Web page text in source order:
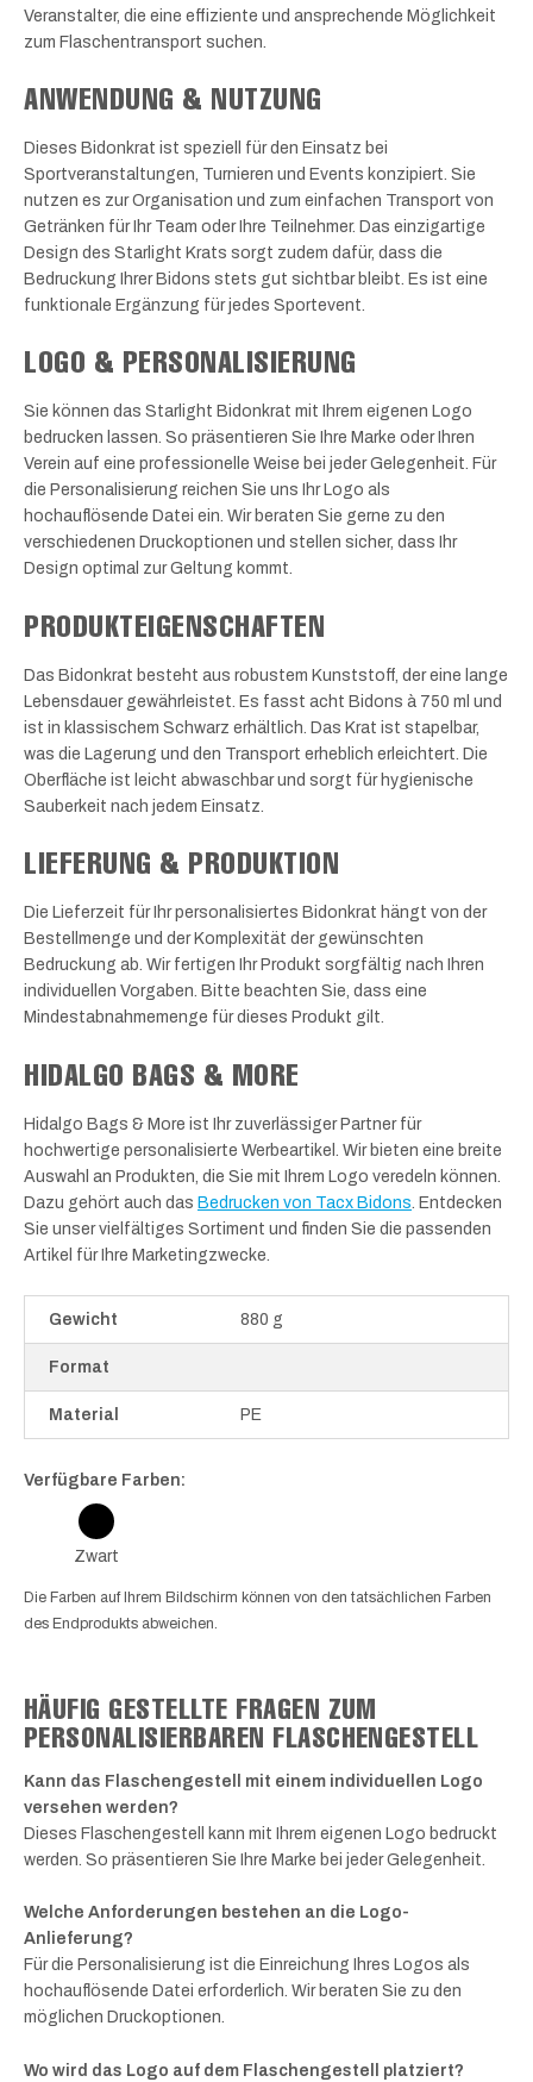
Veranstalter, die eine effiziente und ansprechende Möglichkeit
zum Flaschentransport suchen.
ANWENDUNG & NUTZUNG
Dieses Bidonkrat ist speziell für den Einsatz bei
Sportveranstaltungen, Turnieren und Events konzipiert. Sie
nutzen es zur Organisation und zum einfachen Transport von
Getränken für Ihr Team oder Ihre Teilnehmer. Das einzigartige
Design des Starlight Krats sorgt zudem dafür, dass die
Bedruckung Ihrer Bidons stets gut sichtbar bleibt. Es ist eine
funktionale Ergänzung für jedes Sportevent.
LOGO & PERSONALISIERUNG
Sie können das Starlight Bidonkrat mit Ihrem eigenen Logo
bedrucken lassen. So präsentieren Sie Ihre Marke oder Ihren
Verein auf eine professionelle Weise bei jeder Gelegenheit. Für
die Personalisierung reichen Sie uns Ihr Logo als
hochauflösende Datei ein. Wir beraten Sie gerne zu den
verschiedenen Druckoptionen und stellen sicher, dass Ihr
Design optimal zur Geltung kommt.
PRODUKTEIGENSCHAFTEN
Das Bidonkrat besteht aus robustem Kunststoff, der eine lange
Lebensdauer gewährleistet. Es fasst acht Bidons à 750 ml und
ist in klassischem Schwarz erhältlich. Das Krat ist stapelbar,
was die Lagerung und den Transport erheblich erleichtert. Die
Oberfläche ist leicht abwaschbar und sorgt für hygienische
Sauberkeit nach jedem Einsatz.
LIEFERUNG & PRODUKTION
Die Lieferzeit für Ihr personalisiertes Bidonkrat hängt von der
Bestellmenge und der Komplexität der gewünschten
Bedruckung ab. Wir fertigen Ihr Produkt sorgfältig nach Ihren
individuellen Vorgaben. Bitte beachten Sie, dass eine
Mindestabnahmemenge für dieses Produkt gilt.
HIDALGO BAGS & MORE
Hidalgo Bags & More ist Ihr zuverlässiger Partner für
hochwertige personalisierte Werbeartikel. Wir bieten eine breite
Auswahl an Produkten, die Sie mit Ihrem Logo veredeln können.
Dazu gehört auch das Bedrucken von Tacx Bidons . Entdecken
Sie unser vielfältiges Sortiment und finden Sie die passenden
Artikel für Ihre Marketingzwecke.
Gewicht 880 g
Format
Material PE
Verfügbare Farben:
Zwart
Die Farben auf Ihrem Bildschirm können von den tatsächlichen Farben
des Endprodukts abweichen.
HÄUFIG GESTELLTE FRAGEN ZUM
PERSONALISIERBAREN FLASCHENGESTELL
Kann das Flaschengestell mit einem individuellen Logo
versehen werden?
Dieses Flaschengestell kann mit Ihrem eigenen Logo bedruckt
werden. So präsentieren Sie Ihre Marke bei jeder Gelegenheit.
Welche Anforderungen bestehen an die Logo-
Anlieferung?
Für die Personalisierung ist die Einreichung Ihres Logos als
hochauflösende Datei erforderlich. Wir beraten Sie zu den
möglichen Druckoptionen.
Wo wird das Logo auf dem Flaschengestell platziert?